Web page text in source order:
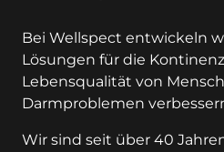
Bei Wellspect entwickeln
Lösungen für die
Lebensqualität von
Darmproblemen
Wir sind seit über 40